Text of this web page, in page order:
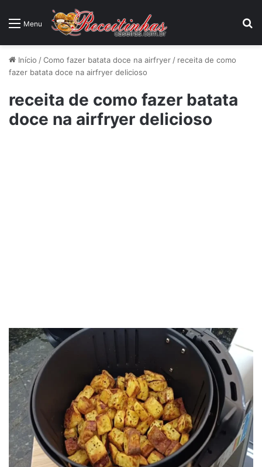
Menu
Início /Como fazer batata doce na airfryer / receita de como
fazer batata doce na airfryer delicioso
receita de como fazer batata
doce na airfryer delicioso